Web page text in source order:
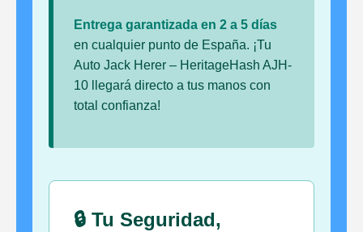
Entrega garantizada en 2 a 5 días
en cualquier punto de España. ¡Tu
Auto Jack Herer – HeritageHash AJH-
10 llegará directo a tus manos con
total confianza!
🔒 Tu Seguridad,